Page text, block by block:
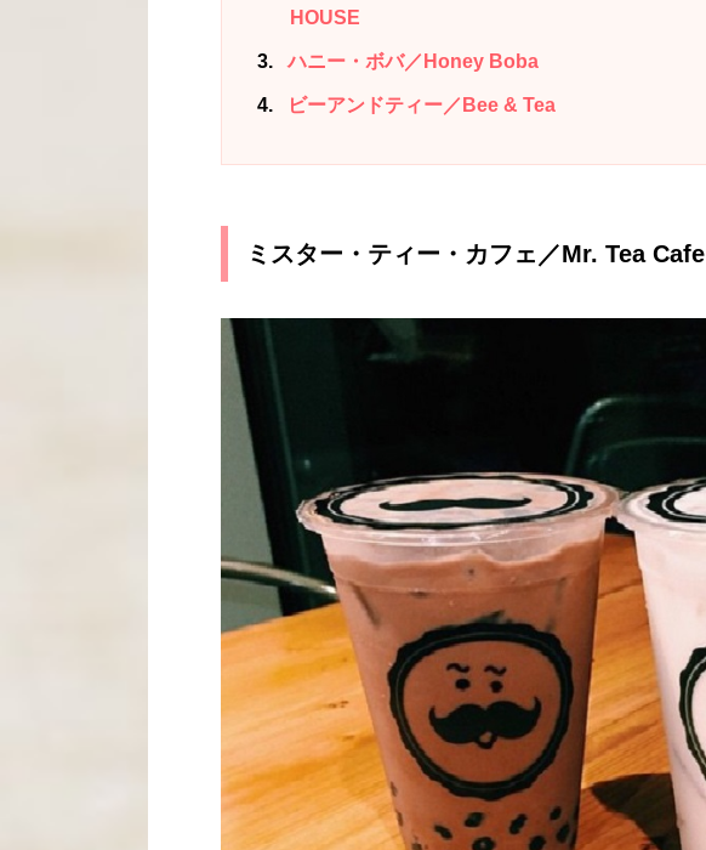
HOUSE
3 ハニー・ボバ／Honey Boba
4 ビーアンドティー／Bee & Tea
ミスター・ティー・カフェ／Mr. Tea Cafe